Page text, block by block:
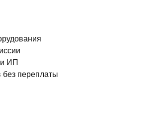
и ИП
без переплаты